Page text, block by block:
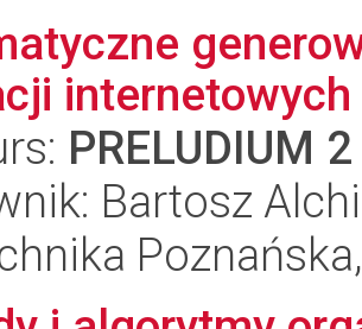
internetowych
PRELUDIUM 2
Bartosz